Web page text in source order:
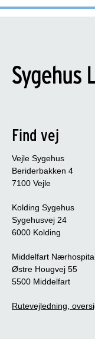
Find vej
Vejle Sygehus
Beriderbakken 4
7100 Vejle
Kolding Sygehus
Sygehusvej 24
6000 Kolding
Middelfart
Østre Hougvej 55
5500 Middelfart
Rutevejledning,